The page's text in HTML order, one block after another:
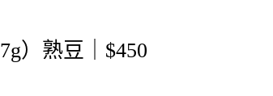
）熟豆｜$450